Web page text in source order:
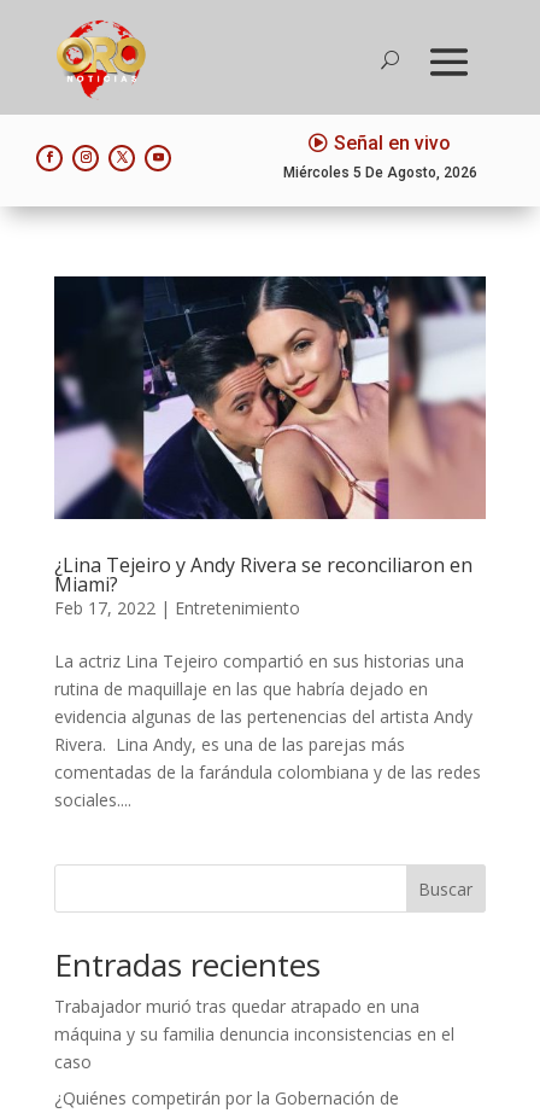
Señal en vivo
Miércoles 5 De Agosto, 2026
¿Lina Tejeiro y Andy Rivera se reconciliaron en
Miami?
Feb 17, 2022| Entretenimiento
La actriz Lina Tejeiro compartió en sus historias una
rutina de maquillaje en las que habría dejado en
evidencia algunas de las pertenencias del artista Andy
Rivera. Lina Andy, es una de las parejas más
comentadas de la farándula colombiana y de las redes
sociales....
Buscar
Entradas recientes
Trabajador murió tras quedar atrapado en una
máquina y su familia denuncia inconsistencias en el
caso
¿Quiénes competirán por la Gobernación de